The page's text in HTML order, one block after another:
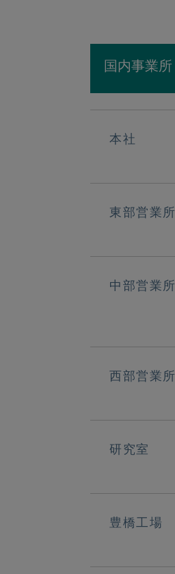
国内事業所
本社
東部営業所
中部営業所
西部営業所
研究室
豊橋工場